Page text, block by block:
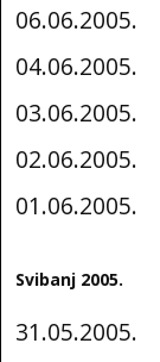
06.06.2005.
04.06.2005.
03.06.2005.
02.06.2005.
01.06.2005.
Svibanj 2005.
31.05.2005.